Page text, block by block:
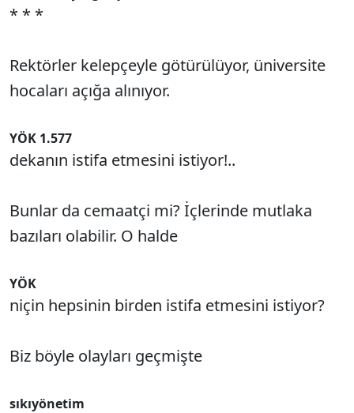
* * *
Rektörler kelepçeyle götürülüyor, üniversite
hocaları açığa alınıyor.
YÖK 1.577
dekanın istifa etmesini istiyor!..
Bunlar da cemaatçi mi? İçlerinde mutlaka
bazıları olabilir. O halde
YÖK
niçin hepsinin birden istifa etmesini istiyor?
Biz böyle olayları geçmişte
sıkıyönetim